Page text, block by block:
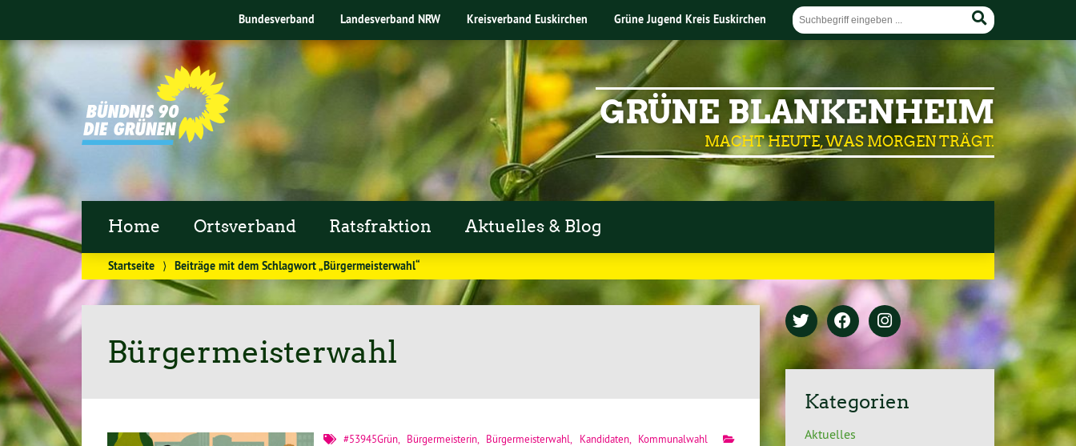
Bundesverband Landesverband NRW Kreisverband Euskirchen Grüne Jugend Kreis Euskirchen
GRÜNE BLANKENHEIM
MACHT HEUTE, WAS MORGEN TRÄGT.
Home Ortsverband Ratsfraktion Aktuelles & Blog
Startseite ⟩ Beiträge mit dem Schlagwort „Bürgermeisterwahl“
Bürgermeisterwahl
#53945Grün, Bürgermeisterin Bürgermeisterwahl Kandidaten, Kommunalwahl
Kategorien
Aktuelles